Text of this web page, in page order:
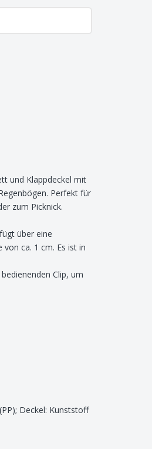
und Klappdeckel mit
Perfekt für
zum Picknick.
über eine
ca. 1 cm. Es ist in
Clip, um
Deckel: Kunststoff